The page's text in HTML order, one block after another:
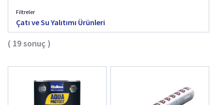
Filtreler
Çatı ve Su Yalıtımı Ürünleri
( 19sonuç )